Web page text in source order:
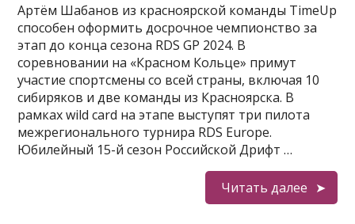
Артём Шабанов из красноярской команды TimeUp
способен оформить досрочное чемпионство за
этап до конца сезона RDS GP 2024. В
соревновании на «Красном Кольце» примут
участие спортсмены со всей страны, включая 10
сибиряков и две команды из Красноярска. В
рамках wild card на этапе выступят три пилота
межрегионального турнира RDS Europe.
Юбилейный 15-й сезон Российской Дрифт …
Читать далее